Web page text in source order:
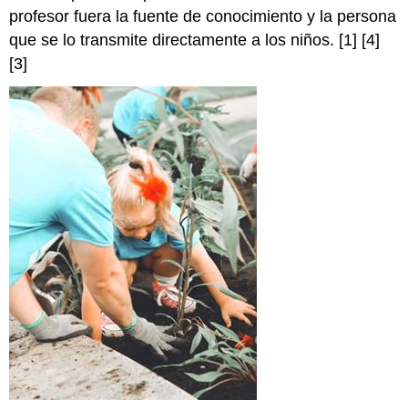
profesor fuera la fuente de conocimiento y la persona
que se lo transmite directamente a los niños. [1] [4]
[3]